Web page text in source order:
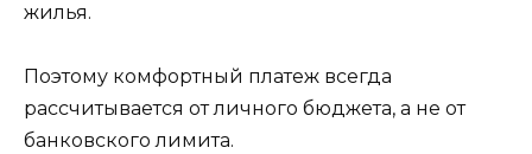
жилья.
Поэтому комфортный платеж всегда
рассчитывается от личного бюджета, а не от
банковского лимита.